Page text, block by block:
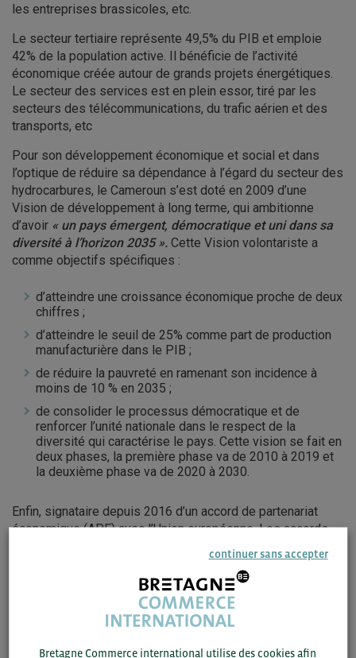
les entreprises brassicoles, etc.
Le secteur tertiaire représente 49,5% du PIB et emploie
42% de la population active. Il bénéficie de l’activité
économique créée autour de grands projets énergétiques.
Le secteur des services est en plein essor, tiré par les
secteurs des télécommunications, du trafic aérien et des
transports, etc
Pour son développement économique et social et dans
l’optique de réduire sa dépendance à l’égard du secteur des
hydrocarbures, le Cameroun s’est doté en 2009 d’une
Vision de développement à long terme, qui ambitionne
d’avoir « un pays émergent, démocratique et uni dans sa
diversité à l’horizon 2035 ». Cette Vision volontariste a
comme objectifs spécifiques :
d’atteindre une croissance économique proche de deux
chiffres ;
d’atteindre le seuil de 25% comme part de production
manufacturière dans le PIB ;
de réduire la pauvreté en ramenant son incidence à
moins de 10 % en 2035 ;
de consolider le processus démocratique et de
renforcer l’unité nationale dans le respect de la
diversité qui caractérise le pays. Cette vision se fait en
deux phases, la première phase va de 2010 à 2019 et
la deuxième phase va de 2020 à 2030.
Enfin, signataire depuis 2016 d’un accord de partenariat
économique (APE) avec l’Union européenne. Les accords
de partenariat économique (APE) sont des accords
commerciaux visant à développer le libre-échange entre
l’Union européenne et les pays dits ACP (Afrique, Caraïbes,
continuer sans accepter
Bretagne Commerce international utilise des cookies afin